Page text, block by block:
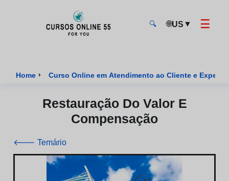
🔍 🌐US ▼ ☰
Home › Curso Online em Atendimento ao Cliente e
Restauração Do Valor E
Compensação
🡐 Temário